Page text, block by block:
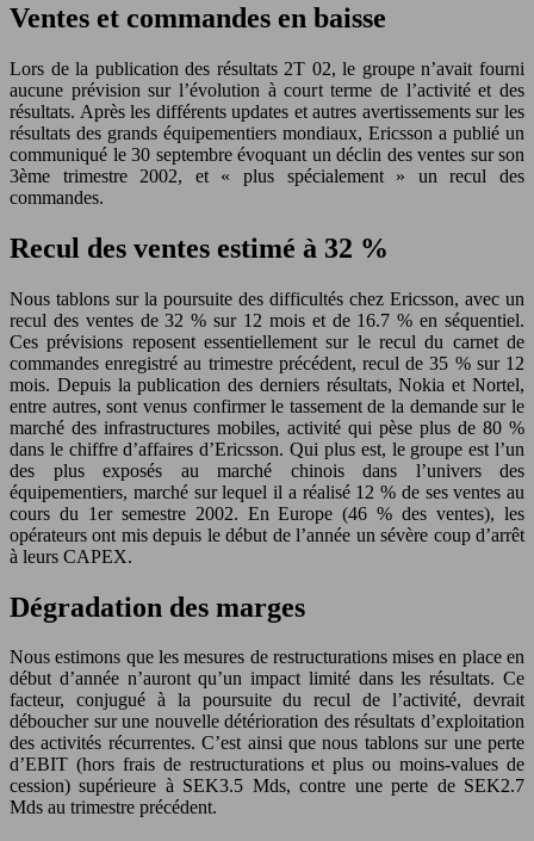
Ventes et commandes en baisse
Lors de la publication des résultats 2T 02, le groupe n’avait fourni
aucune prévision sur l’évolution à court terme de l’activité et des
résultats. Après les différents updates et autres avertissements sur les
résultats des grands équipementiers mondiaux, Ericsson a publié un
communiqué le 30 septembre évoquant un déclin des ventes sur son
3ème trimestre 2002, et « plus spécialement » un recul des
commandes.
Recul des ventes estimé à 32 %
Nous tablons sur la poursuite des difficultés chez Ericsson, avec un
recul des ventes de 32 % sur 12 mois et de 16.7 % en séquentiel.
Ces prévisions reposent essentiellement sur le recul du carnet de
commandes enregistré au trimestre précédent, recul de 35 % sur 12
mois. Depuis la publication des derniers résultats, Nokia et Nortel,
entre autres, sont venus confirmer le tassement de la demande sur le
marché des infrastructures mobiles, activité qui pèse plus de 80 %
dans le chiffre d’affaires d’Ericsson. Qui plus est, le groupe est l’un
des plus exposés au marché chinois dans l’univers des
équipementiers, marché sur lequel il a réalisé 12 % de ses ventes au
cours du 1er semestre 2002. En Europe (46 % des ventes), les
opérateurs ont mis depuis le début de l’année un sévère coup d’arrêt
à leurs CAPEX.
Dégradation des marges
Nous estimons que les mesures de restructurations mises en place en
début d’année n’auront qu’un impact limité dans les résultats. Ce
facteur, conjugué à la poursuite du recul de l’activité, devrait
déboucher sur une nouvelle détérioration des résultats d’exploitation
des activités récurrentes. C’est ainsi que nous tablons sur une perte
d’EBIT (hors frais de restructurations et plus ou moins-values de
cession) supérieure à SEK3.5 Mds, contre une perte de SEK2.7
Mds au trimestre précédent.